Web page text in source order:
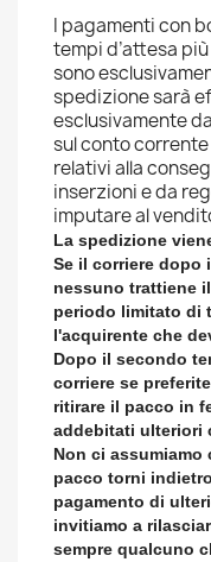
I pagamenti con
tempi d’attesa
sono
spedizione sarà
esclusivamente
sul conto
relativi alla
inserzioni e da
imputare al
La spedizione
Se il corriere dopo
nessuno trattiene
periodo limitato di
l'acquirente che
Dopo il secondo
corriere se
ritirare il pacco in
addebitati ulteriori
Non ci
pacco torni
pagamento di
invitiamo a
sempre qualcuno